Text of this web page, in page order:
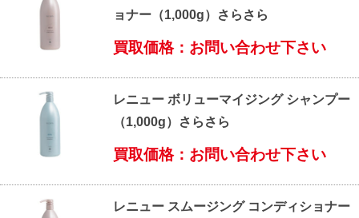
ョナー（1,000g）さらさら
買取価格：お問い合わせ下さい
レニュー ボリューマイジング シャンプー
（1,000g）さらさら
買取価格：お問い合わせ下さい
レニュー スムージング コンディショナー